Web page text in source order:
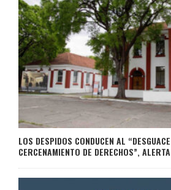
LOS DESPIDOS CONDUCEN AL
CERCENAMIENTO DE DERECHOS”,